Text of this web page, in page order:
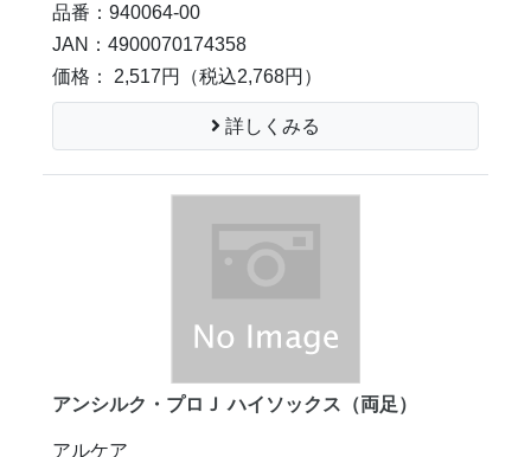
品番：940064-00
JAN：4900070174358
価格： 2,517円
（税込2,768円）
詳しくみる
アンシルク・プロＪ ハイソックス（両足）
アルケア